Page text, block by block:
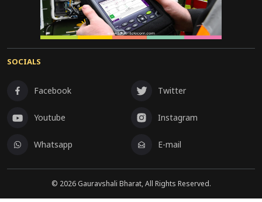
SOCIALS
Facebook Twitter
Youtube Instagram
Whatsapp E-mail
© 2026Gauravshali Bharat, All Rights Reserved.